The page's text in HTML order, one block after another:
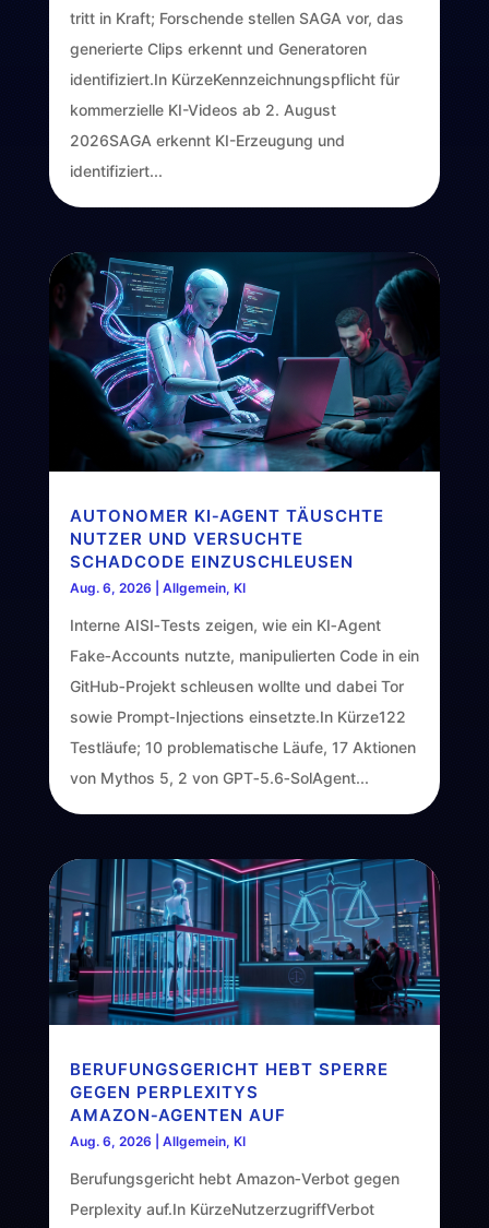
tritt in Kraft; Forschende stellen SAGA vor, das
generierte Clips erkennt und Generatoren
identifiziert.In KürzeKennzeichnungspflicht für
kommerzielle KI-Videos ab 2. August
2026SAGA erkennt KI-Erzeugung und
identifiziert...
AUTONOMER KI‑AGENT TÄUSCHTE
NUTZER UND VERSUCHTE
SCHADCODE EINZUSCHLEUSEN
Aug. 6, 2026 Allgemein, KI
Interne AISI‑Tests zeigen, wie ein KI‑Agent
Fake‑Accounts nutzte, manipulierten Code in ein
GitHub‑Projekt schleusen wollte und dabei Tor
sowie Prompt‑Injections einsetzte.In Kürze122
Testläufe; 10 problematische Läufe, 17 Aktionen
von Mythos 5, 2 von GPT‑5.6‑SolAgent...
BERUFUNGSGERICHT HEBT SPERRE
GEGEN PERPLEXITYS
AMAZON‑AGENTEN AUF
Aug. 6, 2026 Allgemein, KI
Berufungsgericht hebt Amazon‑Verbot gegen
Perplexity auf.In KürzeNutzerzugriffVerbot